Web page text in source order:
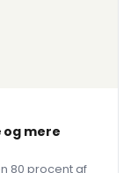
mere
80 procent af